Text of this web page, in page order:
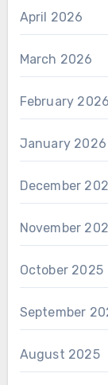
April 2026
March 2026
February 2026
January 2026
December
November
October 2025
September
August 2025